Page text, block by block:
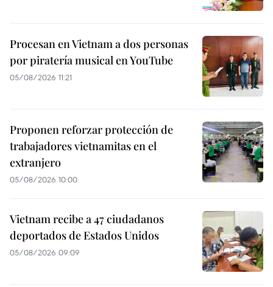
Procesan en Vietnam a dos personas
por piratería musical en YouTube
05/08/2026 11:21
Proponen reforzar protección de
trabajadores vietnamitas en el
extranjero
05/08/2026 10:00
Vietnam recibe a 47 ciudadanos
deportados de Estados Unidos
05/08/2026 09:09